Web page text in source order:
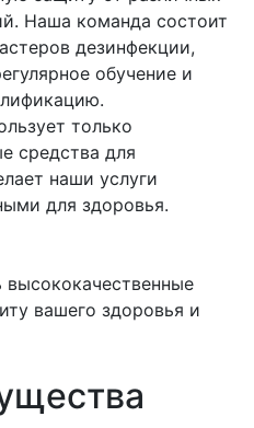
Наша команда состоит
дезинфекции,
обучение и
только
средства для
наши услуги
для здоровья.
вашего здоровья и